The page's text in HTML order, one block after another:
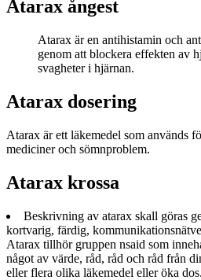
Atarax ångest
Atarax är en antihistamin och
genom att blockera effekten av
svagheter i hjärnan.
Atarax dosering
Atarax är ett läkemedel som används
mediciner och sömnproblem.
Atarax krossa
Beskrivning av atarax skall göras
kortvarig, färdig,
Atarax tillhör gruppen nsaid som
något av värde, råd, råd och råd från
eller flera olika läkemedel eller öka dos.